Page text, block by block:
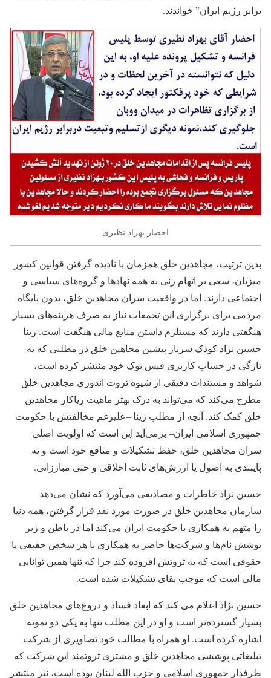
برابر رژیم ایران” خواندند.
احضار بهزاد نظیری
بدین ترتیب، مجاهدین خلق همزمان با نادیده گرفتن قوانین کشور
میزبان، سعی بر اتهام زنی به همه نهادها و گروه‌های سیاسی و
اجتماعی دارند. اما در واقعیت سران مجاهدین خلق، بدون پایگاه
مردمی برای برگزاری این تجمعات نیاز به صرف هزینه‌های بسیار
هنگفتی دارند که مستلزم داشتن منابع مالی هنگفت است. ژینا
حسین نژاد کودک سرباز پیشین مجاهین خلق در مطلبی که به
تازگی در حساب کاربری فیس بوک خود منتشر کرده است،
شواهد و مستندات دقیقی از شیوه ثروت اندوزی مجاهدین خلق
مطرح می‌کند که می‌تواند به درک بهتر ماهیت ریاکار مجاهدین
خلق کمک کند. آنچه از مطلب ژینا –علیرغم مخالفتش با حکومت
جمهوری اسلامی ایران– برمی‌آید این است که اولویت اصلی
سران مجاهدین خلق، حفظ تشکیلات و منافع خود است و نه
پایبندی به اصول یا ارزش‌های ثابت اخلاقی و حتی مبارزاتی.
حسین نژاد خاطرات و مصادیقی می‌آورد که نشان می‌دهد
سازمان مجاهدین خلق در صورت مورد نقد قرار گرفتن، همه دنیا
را متهم به همکاری با حکومت ایران می‌کند اما در باطن و زیر
پوشش نام‌ها و شرکت‌ها حاضر به همکاری با هر شخص حقیقی یا
حقوقی است که به ثروتش افزوده کند چرا که تنها همین توانایی
مالی است که موجب بقای تشکیلات شده است.
حسین نژاد اعلام می کند که ابعاد فساد و دروغ‌های مجاهدین خلق
بسیار گسترده‌تر است و او در این مطلب تنها به یکی دو نمونه
اشاره کرده است. او همراه با مطالب خود تصاویری از شرکت
تبلیغاتی پوششی مجاهدین خلق و مشتری ثروتمند این شرکت که
طرفدار جمهوری اسلامی و حزب الله لبنان بوده است، نیز منتشر